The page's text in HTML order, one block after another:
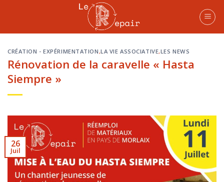
content
CRÉATION - EXPÉRIMENTATION,LA VIE ASSOCIATIVE,LES NEWS
Rénovation de la caravelle « Hasta
Siempre »
26
Juil